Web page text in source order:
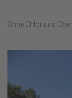
Ohne Chlor und